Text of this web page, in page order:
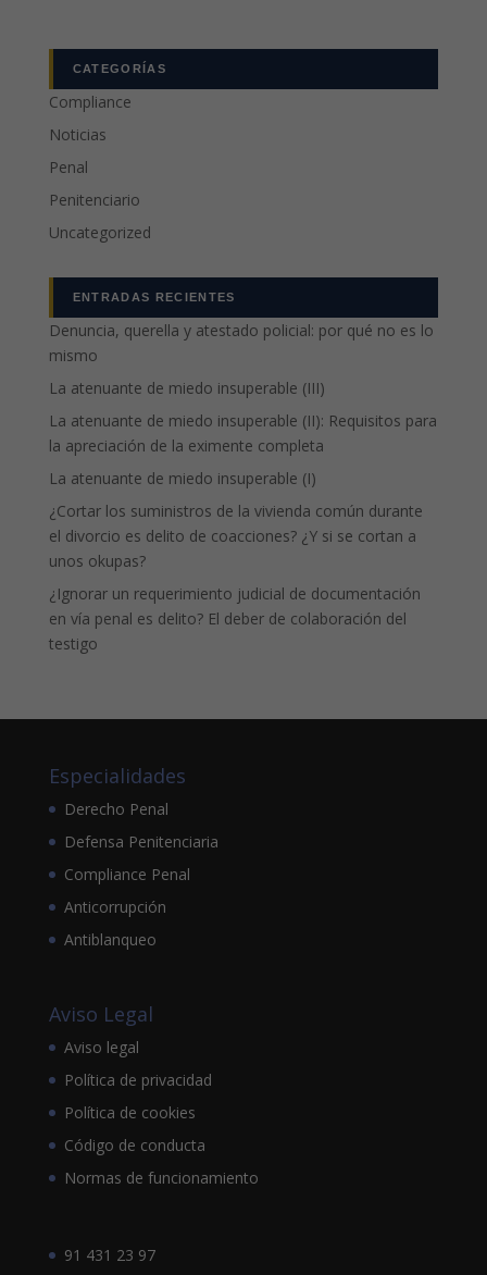
CATEGORÍAS
Compliance
Noticias
Penal
Penitenciario
Uncategorized
ENTRADAS RECIENTES
Denuncia, querella y atestado policial: por qué no es lo
mismo
La atenuante de miedo insuperable (III)
La atenuante de miedo insuperable (II): Requisitos para
la apreciación de la eximente completa
La atenuante de miedo insuperable (I)
¿Cortar los suministros de la vivienda común durante
el divorcio es delito de coacciones? ¿Y si se cortan a
unos okupas?
¿Ignorar un requerimiento judicial de documentación
en vía penal es delito? El deber de colaboración del
testigo
Especialidades
Derecho Penal
Defensa Penitenciaria
Compliance Penal
Anticorrupción
Antiblanqueo
Aviso Legal
Aviso legal
Política de privacidad
Política de cookies
Código de conducta
Normas de funcionamiento
91 431 23 97